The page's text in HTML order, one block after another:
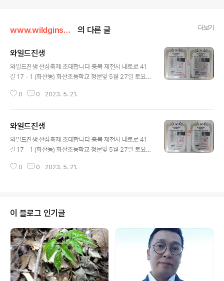
www.wildginseng.or.kr 의 다른 글 더보기
와일드진생
와일드진생 산삼축제 초대합니다 충북 제천시 내토로 41
길 17 - 1 (화산동) 화산초등학교 정문앞 5월 27일 토요일
0 0 2023. 5. 21.
와일드진생
와일드진생 산삼축제 초대합니다 충북 제천시 내토로 41
길 17 - 1 (화산동) 화산초등학교 정문앞 5월 27일 토요일
0 0 2023. 5. 21.
이 블로그 인기글